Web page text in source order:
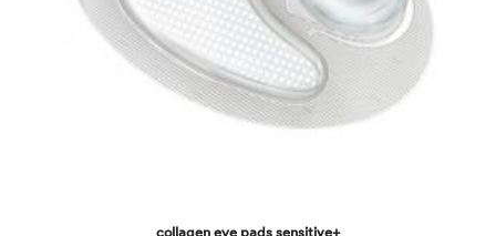
collagen eye pads sensitive+